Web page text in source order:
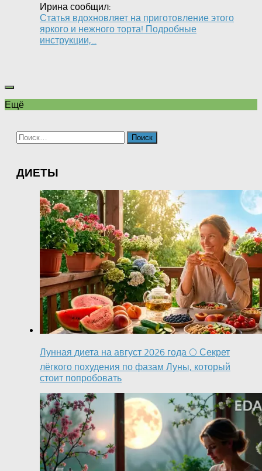
Ирина сообщил:
Статья вдохновляет на приготовление этого
яркого и нежного торта! Подробные
инструкции,...
Ещё
Найти:
ДИЕТЫ
Лунная диета на август 2026 года 🌕 Секрет
лёгкого похудения по фазам Луны, который
стоит попробовать